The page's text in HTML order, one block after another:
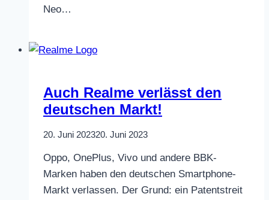
Neo…
Auch Realme verlässt den
deutschen Markt!
20. Juni 202320. Juni 2023
Oppo, OnePlus, Vivo und andere BBK-
Marken haben den deutschen Smartphone-
Markt verlassen. Der Grund: ein Patentstreit